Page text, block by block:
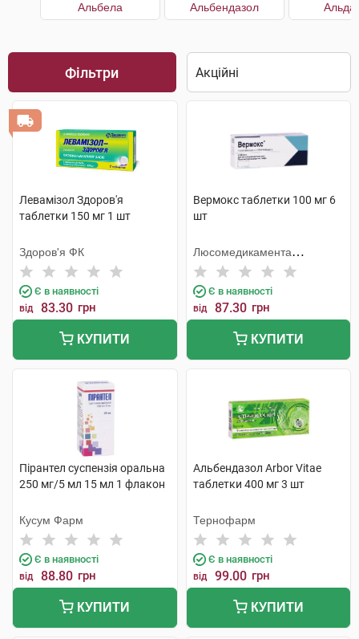
Альбела Альбендазол
Фільтри
Левамізол Здоров'я
таблетки 150 мг 1 шт
Здоров'я ФК
Є в наявності
від 83.30 грн
КУПИТИ
Вермокс таблетки 100 мг 6
шт
Люсомедикамента
Сосьєдаде Текніка
Фармацеутика
Є в наявності
від 87.30 грн
КУПИТИ
Пірантел суспензія оральна
250 мг/5 мл 15 мл 1 флакон
Кусум Фарм
Є в наявності
від 88.80 грн
КУПИТИ
Альбендазол Arbor Vitae
таблетки 400 мг 3 шт
Тернофарм
Є в наявності
від 99.00 грн
КУПИТИ